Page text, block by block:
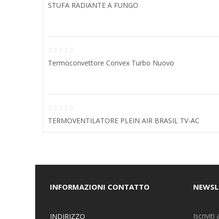
STUFA RADIANTE A FUNGO
Termoconvettore Convex Turbo Nuovo
TERMOVENTILATORE PLEIN AIR BRASIL TV-AC
INFORMAZIONI CONTATTO
INDIRIZZO Iscriviti